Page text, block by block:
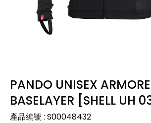
PANDO UNISEX
BASELAYER [SHELL UH
產品編號: S00048432